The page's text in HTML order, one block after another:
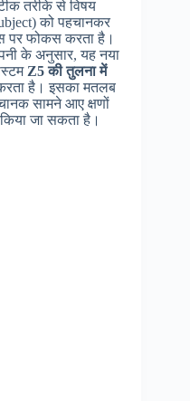
तरीके से विषय
को पहचानकर
पर फोकस करता है।
के अनुसार, यह नया
Z5 की तुलना में
है। इसका मतलब
सामने आए क्षणों
जा सकता है।